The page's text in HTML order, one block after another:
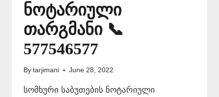
ნოტარიული
თარგმანი 📞
577546577
By tarjimani June 28, 2022
სომხური საბუთების ნოტარიული